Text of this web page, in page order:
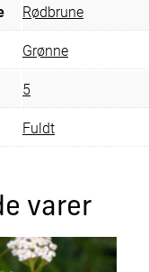
Rødbrune
Grønne
5
Fuldt
varer